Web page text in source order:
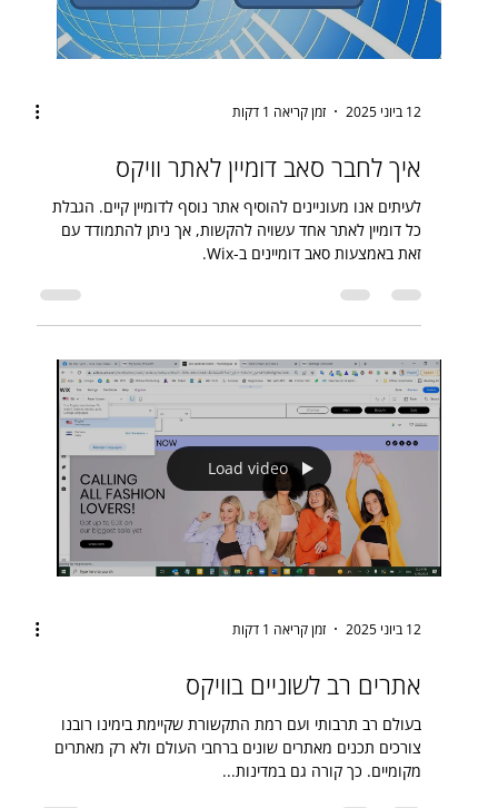
12 ביוני 2025 זמן קריאה 1 דקות
איך לחבר סאב דומיין לאתר וויקס
לעיתים אנו מעוניינים להוסיף אתר נוסף לדומיין קיים. הגבלת
כל דומיין לאתר אחד עשויה להקשות, אך ניתן להתמודד עם
זאת באמצעות סאב דומיינים ב-Wix.
Load video
12 ביוני 2025 זמן קריאה 1 דקות
אתרים רב לשוניים בוויקס
בעולם רב תרבותי ועם רמת התקשורת שקיימת בימינו רובנו
צורכים תכנים מאתרים שונים ברחבי העולם ולא רק מאתרים
מקומיים. כך קורה גם במדינות...